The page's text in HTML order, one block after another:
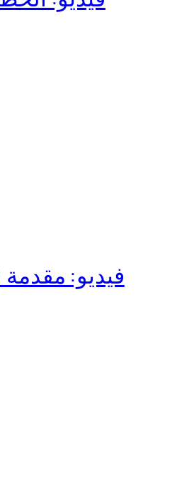
فيديو: مقدمة (2) المعيار الدولي الجديد رقم 15 للإيراد من العقود مع